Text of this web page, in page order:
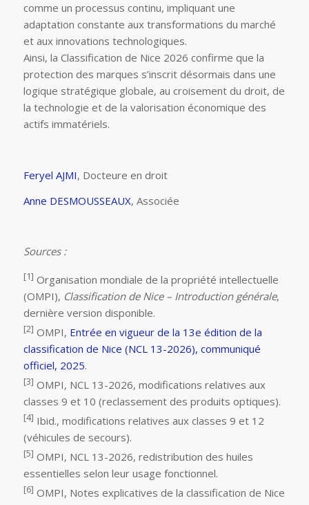
comme un processus continu, impliquant une
adaptation constante aux transformations du marché
et aux innovations technologiques.
Ainsi, la Classification de Nice 2026 confirme que la
protection des marques s’inscrit désormais dans une
logique stratégique globale, au croisement du droit, de
la technologie et de la valorisation économique des
actifs immatériels.
Feryel AJMI, Docteure en droit
Anne DESMOUSSEAUX, Associée
Sources :
[1] Organisation mondiale de la propriété intellectuelle
(OMPI), Classification de Nice – Introduction générale,
dernière version disponible.
[2] OMPI, Entrée en vigueur de la 13e édition de la
classification de Nice (NCL 13-2026), communiqué
officiel, 2025.
[3] OMPI, NCL 13-2026, modifications relatives aux
classes 9 et 10 (reclassement des produits optiques).
[4] Ibid., modifications relatives aux classes 9 et 12
(véhicules de secours).
[5] OMPI, NCL 13-2026, redistribution des huiles
essentielles selon leur usage fonctionnel.
[6] OMPI, Notes explicatives de la classification de Nice